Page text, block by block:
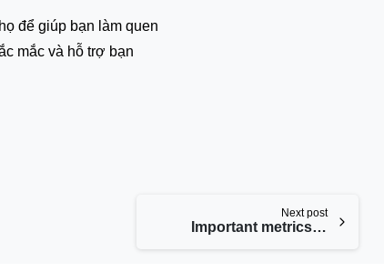
để giúp bạn làm quen
mắc và hỗ trợ bạn
Next post
Important metrics in an email marketing campaign